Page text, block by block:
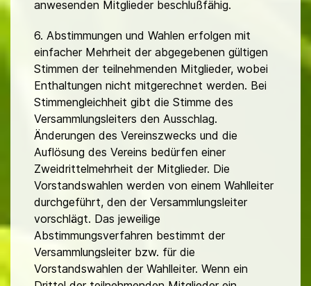
anwesenden Mitglieder beschlußfähig.
6. Abstimmungen und Wahlen erfolgen mit
einfacher Mehrheit der abgegebenen gültigen
Stimmen der teilnehmenden Mitglieder, wobei
Enthaltungen nicht mitgerechnet werden. Bei
Stimmengleichheit gibt die Stimme des
Versammlungsleiters den Ausschlag.
Änderungen des Vereinszwecks und die
Auflösung des Vereins bedürfen einer
Zweidrittelmehrheit der Mitglieder. Die
Vorstandswahlen werden von einem Wahlleiter
durchgeführt, den der Versammlungsleiter
vorschlägt. Das jeweilige
Abstimmungsverfahren bestimmt der
Versammlungsleiter bzw. für die
Vorstandswahlen der Wahlleiter. Wenn ein